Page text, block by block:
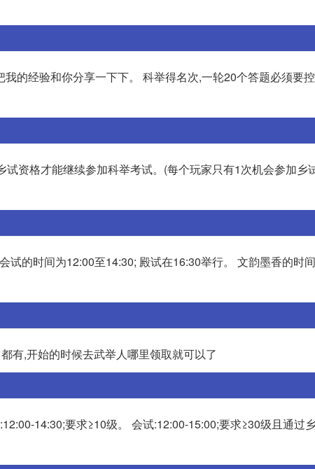
的经验和你分享一下下。 科举得名次,一轮20个答题必须要
资格才能继续参加科举考试。(每个玩家只有1次机会参加乡
的时间为12:00至14:30; 殿试在16:30举行。 文韵墨香的时
有,开始的时候去武举人哪里领取就可以了
14:30;要求≥10级。 会试:12:00-15:00;要求≥30级且通过